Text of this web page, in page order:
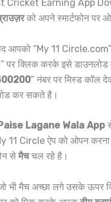
Cricket Earning App
को अपने स्मार्टफोन पर
आपको “My 11
पर क्लिक करके इसे
” नंबर पर मिस्ड कॉल
कर सकते है।
Lagane Wala App
11 Circle ऐप को ओपन
से मैचचल रहे है।
भी मैच अच्छा लगे उसके ऊपर